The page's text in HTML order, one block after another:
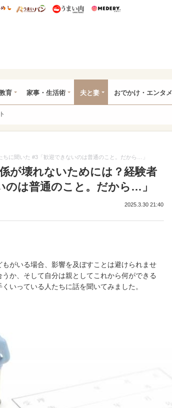
ズニー特集
うまいめし うまいパン うまい肉
育 家事・生活術 夫と妻 おでかけ・エンタメ
に聞いた #3「歓迎できないのは普通のこと。だから…」
が壊れないためには？経験者
のは普通のこと。だから…」
2025.3.30 21:40
がいる場合、影響を及ぼすことは避けられませ
か、そして自分は親としてこれから何ができる
いっている人たちに話を聞いてみました。